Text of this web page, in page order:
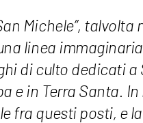
Michele”, talvolta
linea
di culto dedicati a
e in Terra Santa.
fra questi posti, e